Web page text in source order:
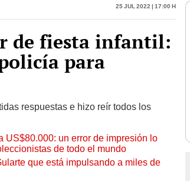
25 Jul 2022 | 17:00 h
de fiesta infantil:
para
respuestas e hizo reír todos los
US$80.000: un error de impresión lo
de todo el mundo
que está impulsando a miles de